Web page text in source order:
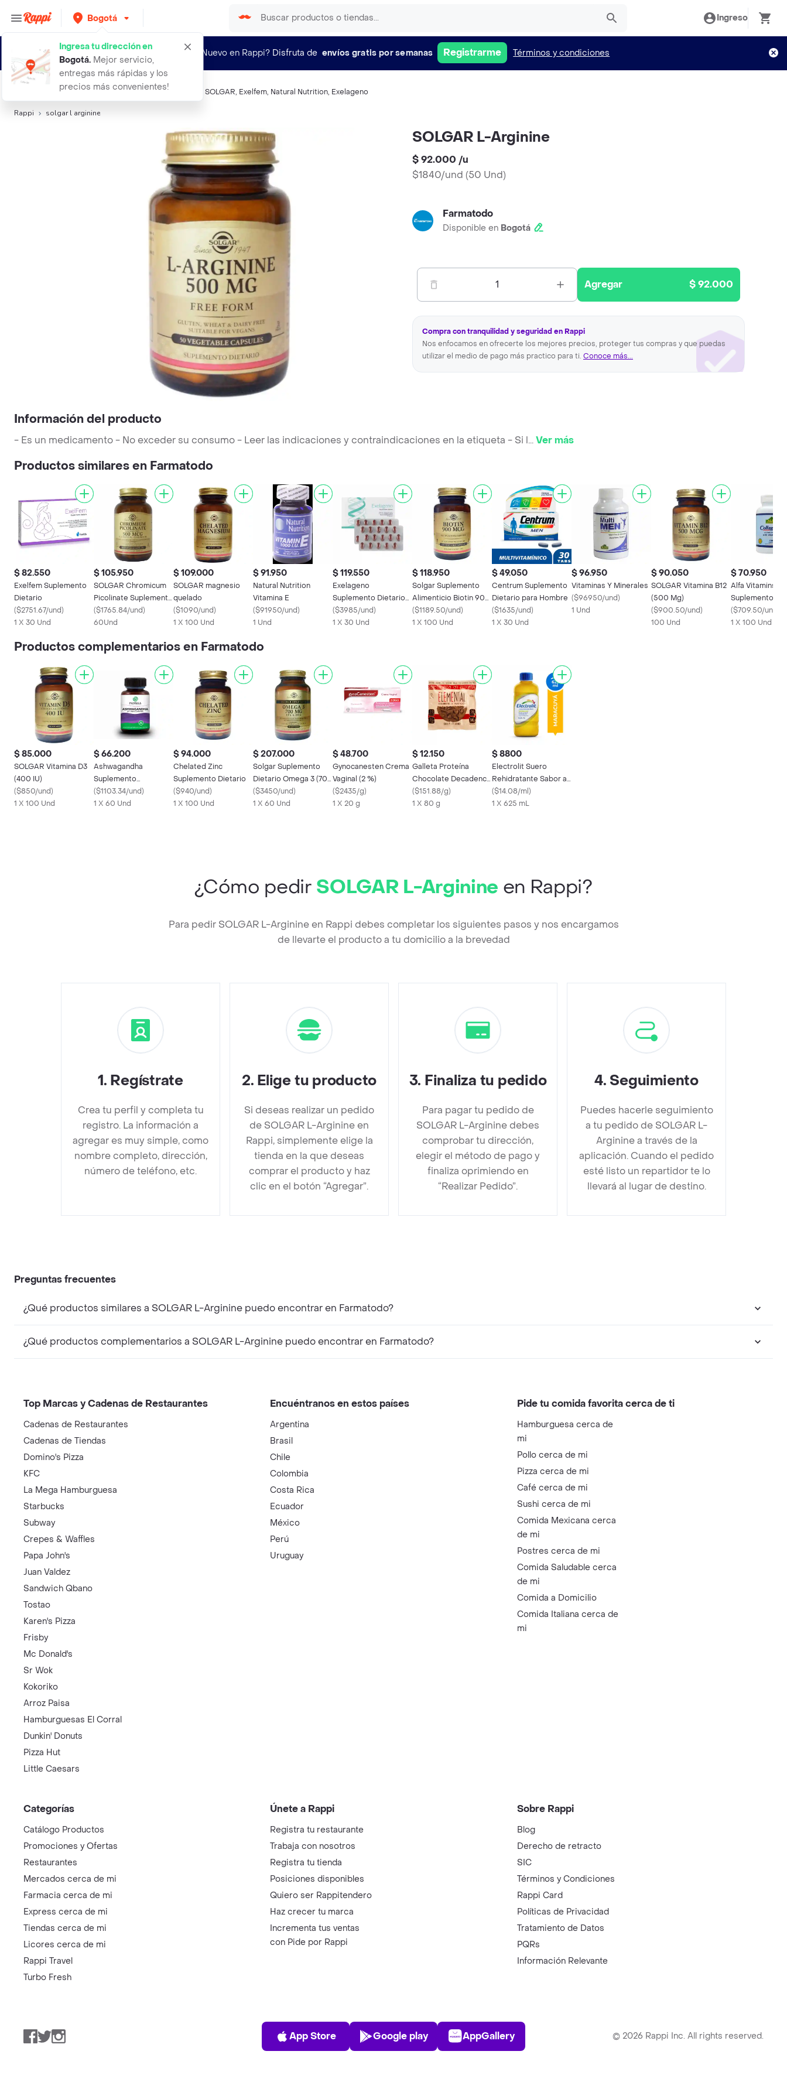
Bogotá
Ingresa tu dirección en
Bogotá. Mejor servicio,
entregas más rápidas y los
precios más convenientes!
Ingreso
¿Nuevo en Rappi? Disfruta de envíos gratis por semanas Registrarme Términos y condiciones
Búsquedas relacionadas:Vitaminas y multivitamínicos SOLGAR, Exelfem, Natural Nutrition, Exelageno
Rappi solgar l arginine
SOLGAR L-Arginine
$ 92.000 /u
$1840/und (50 Und)
Farmatodo
Disponible en Bogotá
1 Agregar $ 92.000
Compra con tranquilidad y seguridad en Rappi
Nos enfocamos en ofrecerte los mejores precios, proteger tus compras y que puedas
utilizar el medio de pago más practico para ti. Conoce más...
Información del producto
- Es un medicamento - No exceder su consumo - Leer las indicaciones y contraindicaciones en la etiqueta - Si l...Ver más
Productos similares en Farmatodo
$ 82.550
Exelfem Suplemento
Dietario
($2751.67/und)
1 X 30 Und
$ 105.950
SOLGAR Chromicum
Picolinate Suplemento
Dietario (500 Mcg)
($1765.84/und)
60Und
$ 109.000
SOLGAR magnesio
quelado
($1090/und)
1 X 100 Und
$ 91.950
Natural Nutrition
Vitamina E
($91950/und)
1 Und
$ 119.550
Exelageno
Suplemento Dietario
en Cápsulas
($3985/und)
1 X 30 Und
$ 118.950
Solgar Suplemento
Alimenticio Biotin 900
Mcg
($1189.50/und)
1 X 100 Und
$ 49.050
Centrum Suplemento
Dietario para Hombre
($1635/und)
1 X 30 Und
$ 96.950
Vitaminas Y Minerales
($96950/und)
1 Und
$ 90.050
SOLGAR Vitamina B12
(500 Mg)
($900.50/und)
100 Und
$ 70.950
Alfa Vitamins
Suplemento
Collagen C
($709.50/und
1 X 100 Und
Productos complementarios en Farmatodo
$ 85.000
SOLGAR Vitamina D3
(400 IU)
($850/und)
1 X 100 Und
$ 66.200
Ashwagandha
Suplemento
Alimenticio Pangea
($1103.34/und)
1 X 60 Und
$ 94.000
Chelated Zinc
Suplemento Dietario
($940/und)
1 X 100 Und
$ 207.000
Solgar Suplemento
Dietario Omega 3 (700
mg)
($3450/und)
1 X 60 Und
$ 48.700
Gynocanesten Crema
Vaginal (2 %)
($2435/g)
1 X 20 g
$ 12.150
Galleta Proteína
Chocolate Decadence
Elemental 80 g
($151.88/g)
1 X 80 g
$ 8800
Electrolit Suero
Rehidratante Sabor a
Maracuyá
($14.08/ml)
1 X 625 mL
¿Cómo pedir SOLGAR L-Arginine en Rappi?
Para pedir SOLGAR L-Arginine en Rappi debes completar los siguientes pasos y nos encargamos
de llevarte el producto a tu domicilio a la brevedad
1. Regístrate
Crea tu perfil y completa tu
registro. La información a
agregar es muy simple, como
nombre completo, dirección,
número de teléfono, etc.
2. Elige tu producto
Si deseas realizar un pedido
de SOLGAR L-Arginine en
Rappi, simplemente elige la
tienda en la que deseas
comprar el producto y haz
clic en el botón “Agregar”.
3. Finaliza tu pedido
Para pagar tu pedido de
SOLGAR L-Arginine debes
comprobar tu dirección,
elegir el método de pago y
finaliza oprimiendo en
“Realizar Pedido”.
4. Seguimiento
Puedes hacerle seguimiento
a tu pedido de SOLGAR L-
Arginine a través de la
aplicación. Cuando el pedido
esté listo un repartidor te lo
llevará al lugar de destino.
Preguntas frecuentes
¿Qué productos similares a SOLGAR L-Arginine puedo encontrar en Farmatodo?
¿Qué productos complementarios a SOLGAR L-Arginine puedo encontrar en Farmatodo?
Top Marcas y Cadenas de Restaurantes
Cadenas de Restaurantes
Cadenas de Tiendas
Domino's Pizza
KFC
La Mega Hamburguesa
Starbucks
Subway
Crepes & Waffles
Papa John's
Juan Valdez
Sandwich Qbano
Tostao
Karen's Pizza
Frisby
Mc Donald's
Sr Wok
Kokoriko
Arroz Paisa
Hamburguesas El Corral
Dunkin' Donuts
Pizza Hut
Little Caesars
Encuéntranos en estos países
Argentina
Brasil
Chile
Colombia
Costa Rica
Ecuador
México
Perú
Uruguay
Pide tu comida favorita cerca de ti
Hamburguesa cerca de
mi
Pollo cerca de mi
Pizza cerca de mi
Café cerca de mi
Sushi cerca de mi
Comida Mexicana cerca
de mi
Postres cerca de mi
Comida Saludable cerca
de mi
Comida a Domicilio
Comida Italiana cerca de
mi
Categorías
Catálogo Productos
Promociones y Ofertas
Restaurantes
Mercados cerca de mi
Farmacia cerca de mi
Express cerca de mi
Tiendas cerca de mi
Licores cerca de mi
Rappi Travel
Turbo Fresh
Únete a Rappi
Registra tu restaurante
Trabaja con nosotros
Registra tu tienda
Posiciones disponibles
Quiero ser Rappitendero
Haz crecer tu marca
Incrementa tus ventas
con Pide por Rappi
Sobre Rappi
Blog
Derecho de retracto
SIC
Términos y Condiciones
Rappi Card
Políticas de Privacidad
Tratamiento de Datos
PQRs
Información Relevante
Facebook
TwitterInstagram
App Store
App Store
Play Store
Google play
AppGallery
AppGallery © 2026 Rappi Inc. All rights reserved.